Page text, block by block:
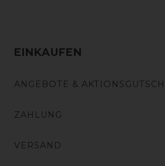
EINKAUFEN
ANGEBOTE &
ZAHLUNG
VERSAND